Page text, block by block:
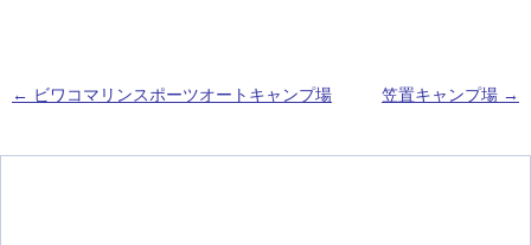
← ビワコマリンスポーツオートキャンプ場 笠置キャンプ場 →